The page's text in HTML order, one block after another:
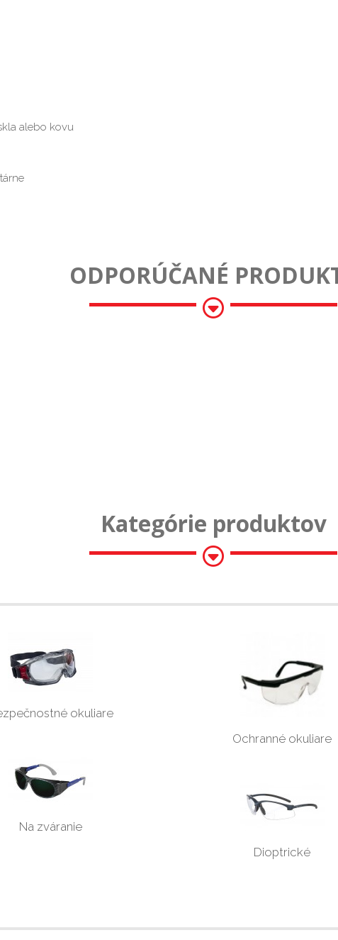
alebo kovu
ODPORÚČANÉ
Kategórie produktov
okuliare
Ochranné okuliare
Na zváranie
Dioptrické